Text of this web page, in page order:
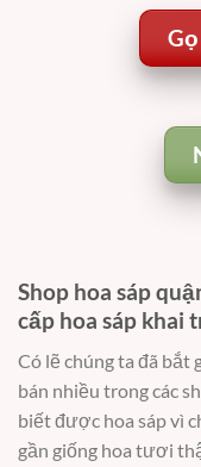
Shop hoa sáp
cấp hoa sáp khai
Có lẽ chúng ta đã bắt
bán nhiều trong các
biết được hoa sáp vì
gần giống hoa tươi